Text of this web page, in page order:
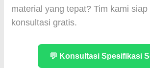
material yang tepat? Tim kami siap
konsultasi gratis.
💬 Konsultasi Spesifikasi